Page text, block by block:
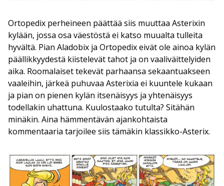
Ortopedix perheineen päättää siis muuttaa Asterixin
kylään, jossa osa väestöstä ei katso muualta tulleita
hyvältä. Pian Aladobix ja Ortopedix eivät ole ainoa kylän
päällikkyydestä kiistelevät tahot ja on vaaliväittelyiden
aika. Roomalaiset tekevät parhaansa sekaantuakseen
vaaleihin, järkeä puhuvaa Asterixia ei kuuntele kukaan
ja pian on pienen kylän itsenäisyys ja yhtenäisyys
todellakin uhattuna. Kuulostaako tutulta? Sitähän
minäkin. Aina hämmentävän ajankohtaista
kommentaaria tarjoilee siis tämäkin klassikko-Asterix.